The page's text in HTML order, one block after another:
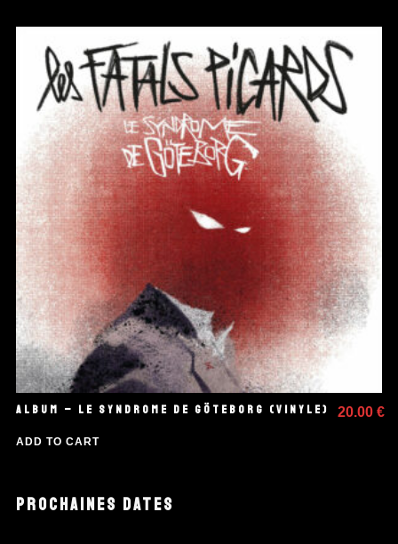
ALBUM – LE SYNDROME DE GÖTEBORG (VINYLE) 20.00€
ADD TO CART
PROCHAINES DATES